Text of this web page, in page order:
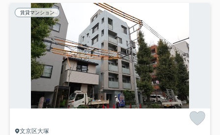
賃貸マンション
文京区大塚